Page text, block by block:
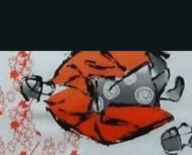
ン
ツ
へ
ス
キ
ッ
プ